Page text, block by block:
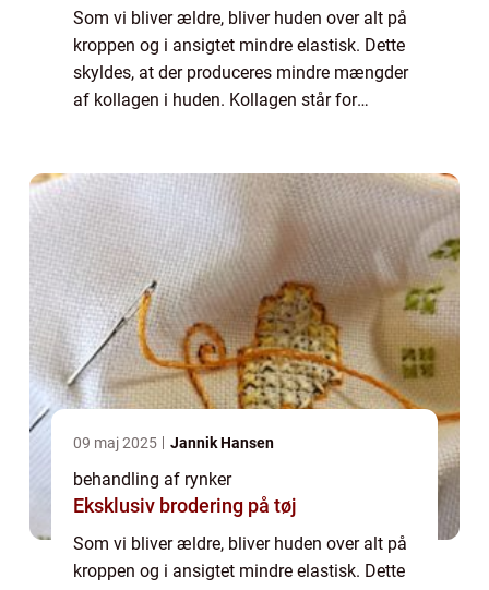
Som vi bliver ældre, bliver huden over alt på
kroppen og i ansigtet mindre elastisk. Dette
skyldes, at der produceres mindre mængder
af kollagen i huden. Kollagen står for
slapper...
09 maj 2025 Jannik Hansen
behandling af rynker
Eksklusiv brodering på tøj
Som vi bliver ældre, bliver huden over alt på
kroppen og i ansigtet mindre elastisk. Dette